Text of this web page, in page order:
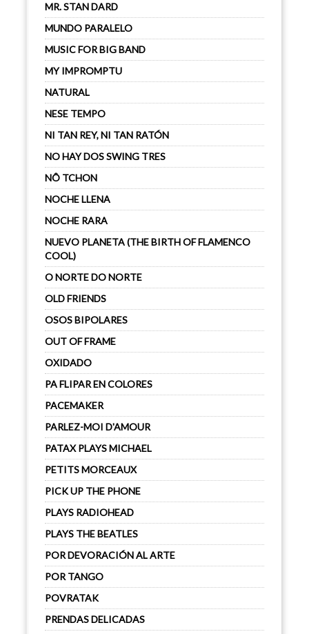
MR. STAN DARD
MUNDO PARALELO
MUSIC FOR BIG BAND
MY IMPROMPTU
NATURAL
NESE TEMPO
NI TAN REY, NI TAN RATÓN
NO HAY DOS SWING TRES
NÔ TCHON
NOCHE LLENA
NOCHE RARA
NUEVO PLANETA (THE BIRTH OF FLAMENCO
COOL)
O NORTE DO NORTE
OLD FRIENDS
OSOS BIPOLARES
OUT OF FRAME
OXIDADO
PA FLIPAR EN COLORES
PACEMAKER
PARLEZ-MOI D'AMOUR
PATAX PLAYS MICHAEL
PETITS MORCEAUX
PICK UP THE PHONE
PLAYS RADIOHEAD
PLAYS THE BEATLES
POR DEVORACIÓN AL ARTE
POR TANGO
POVRATAK
PRENDAS DELICADAS